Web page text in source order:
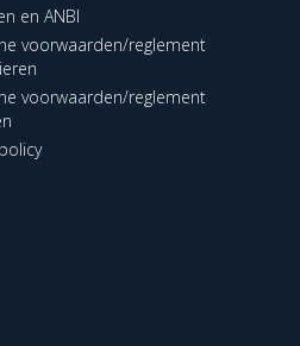
en ANBI
voorwaarden/reglement
voorwaarden/reglement